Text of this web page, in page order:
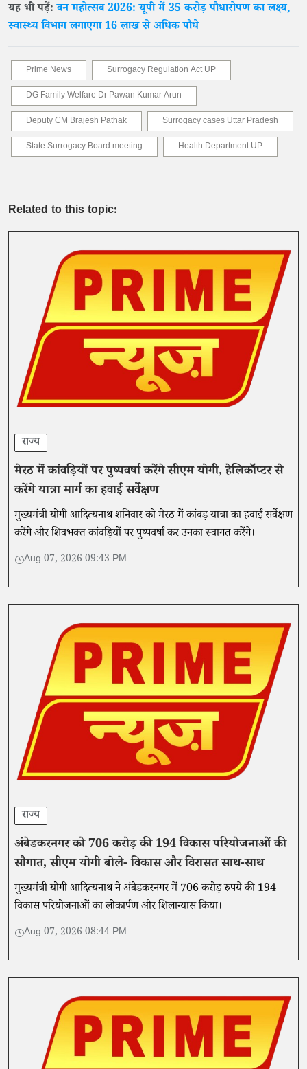
यह भी पढ़ें:वन महोत्सव 2026: यूपी में 35 करोड़ पौधारोपण का लक्ष्य,
स्वास्थ्य विभाग लगाएगा 16 लाख से अधिक पौधे
Prime News
Surrogacy Regulation Act UP
DG Family Welfare Dr Pawan Kumar Arun
Deputy CM Brajesh Pathak
Surrogacy cases Uttar Pradesh
State Surrogacy Board meeting
Health Department UP
Related to this topic:
राज्य
मेरठ में कांवड़ियों पर पुष्पवर्षा करेंगे सीएम योगी, हेलिकॉप्टर से
करेंगे यात्रा मार्ग का हवाई सर्वेक्षण
मुख्यमंत्री योगी आदित्यनाथ शनिवार को मेरठ में कांवड़ यात्रा का हवाई सर्वेक्षण
करेंगे और शिवभक्त कांवड़ियों पर पुष्पवर्षा कर उनका स्वागत करेंगे।
Aug 07, 2026 09:43 PM
राज्य
अंबेडकरनगर को 706 करोड़ की 194 विकास परियोजनाओं की
सौगात, सीएम योगी बोले- विकास और विरासत साथ-साथ
मुख्यमंत्री योगी आदित्यनाथ ने अंबेडकरनगर में 706 करोड़ रुपये की 194
विकास परियोजनाओं का लोकार्पण और शिलान्यास किया।
Aug 07, 2026 08:44 PM